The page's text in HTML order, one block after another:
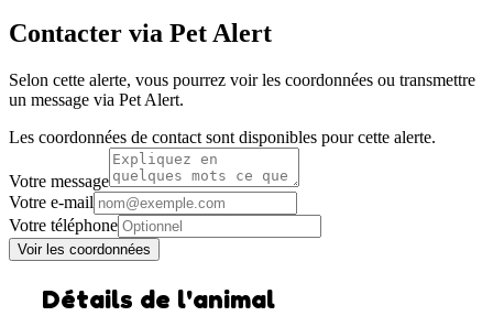
Contacter via Pet Alert
Selon cette alerte, vous pourrez voir les coordonnées ou transmettre
un message via Pet Alert.
Les coordonnées de contact sont disponibles pour cette alerte.
Votre message
Votre e-mail
Votre téléphone
Voir les coordonnées
Détails de l'animal